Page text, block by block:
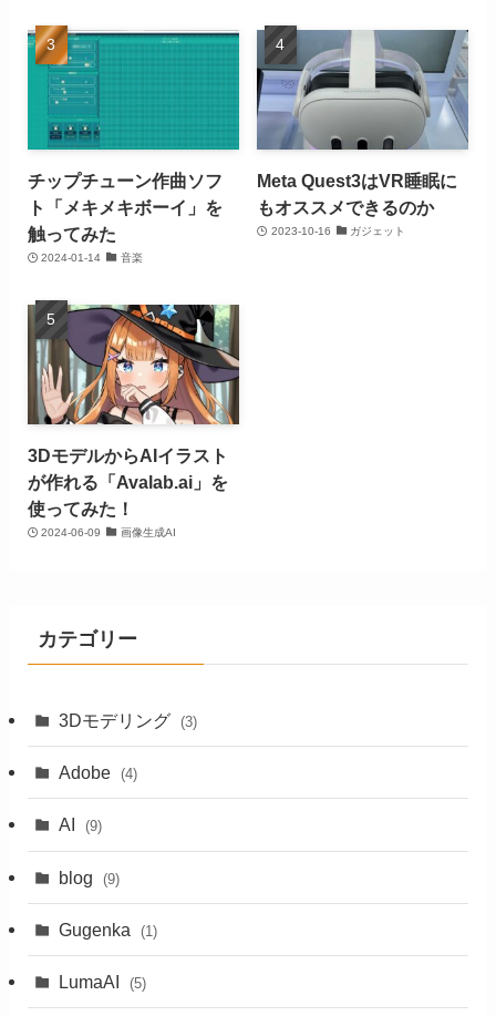
チップチューン作曲ソフ
ト「メキメキボーイ」を
触ってみた
2024-01-14 音楽
Meta Quest3はVR睡眠に
もオススメできるのか
2023-10-16 ガジェット
3DモデルからAIイラスト
が作れる「Avalab.ai」を
使ってみた！
2024-06-09 画像生成AI
カテゴリー
3Dモデリング (3)
Adobe (4)
AI (9)
blog (9)
Gugenka (1)
LumaAI (5)